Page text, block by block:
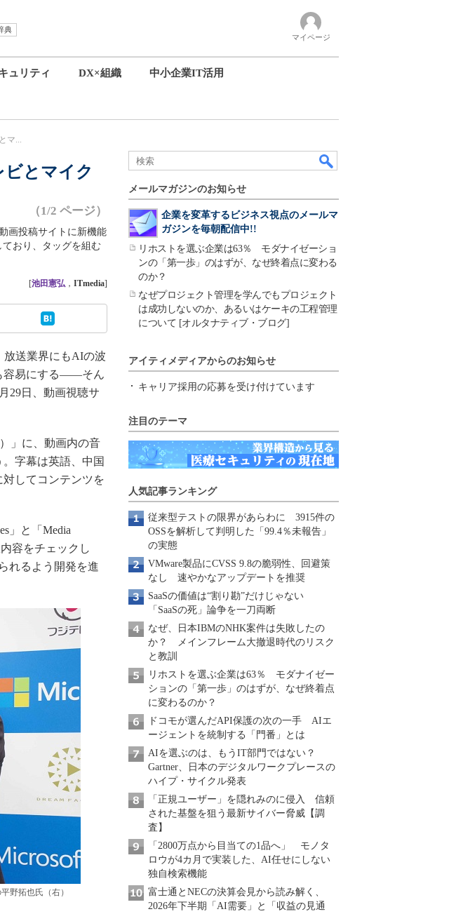
典
マイページ
ュリティ DX×組織 中小企業IT活用
マ...
とマイク
（1/2 ページ）
画投稿サイトに新機能
おり、タッグを組む
[池田憲弘 ， ITmedia]
送業界にもAIの波
容易にする――そん
29日、動画視聴サ
」に、動画内の音
字幕は英語、中国
してコンテンツを
」と「Media
容をチェックし
れるよう開発を進
野拓也氏（右）
メールマガジンのお知らせ
企業を変革するビジネス視点のメールマ
ガジンを毎朝配信中!!
リホストを選ぶ企業は63％ モダナイゼーショ
ンの「第一歩」のはずが、なぜ終着点に変わる
のか？
なぜプロジェクト管理を学んでもプロジェクト
は成功しないのか、あるいはケーキの工程管理
について [オルタナティブ・ブログ]
アイティメディアからのお知らせ
キャリア採用の応募を受け付けています
注目のテーマ
人気記事ランキング
従来型テストの限界があらわに 3915件の
OSSを解析して判明した「99.4％未報告」
の実態
VMware製品にCVSS 9.8の脆弱性、回避策
なし 速やかなアップデートを推奨
SaaSの価値は“割り勘”だけじゃない
「SaaSの死」論争を一刀両断
なぜ、日本IBMのNHK案件は失敗したの
か？ メインフレーム大撤退時代のリスク
と教訓
リホストを選ぶ企業は63％ モダナイゼー
ションの「第一歩」のはずが、なぜ終着点
に変わるのか？
ドコモが選んだAPI保護の次の一手 AIエ
ージェントを統制する「門番」とは
AIを選ぶのは、もうIT部門ではない？
Gartner、日本のデジタルワークプレースの
ハイプ・サイクル発表
「正規ユーザー」を隠れみのに侵入 信頼
された基盤を狙う最新サイバー脅威【調
査】
「2800万点から目当ての1品へ」 モノタ
ロウが4カ月で実装した、AI任せにしない
独自検索機能
富士通とNECの決算会見から読み解く、
2026年下半期「AI需要」と「収益の見通